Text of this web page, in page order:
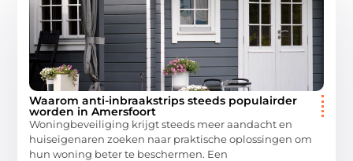
Waarom anti-inbraakstrips steeds populairder
worden in Amersfoort
Woningbeveiliging krijgt steeds meer aandacht en
huiseigenaren zoeken naar praktische oplossingen om
hun woning beter te beschermen. Een